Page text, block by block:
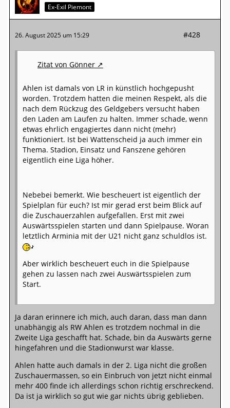
Ex-Exil Piemont
26. August 2025 um 15:29 #428
Zitat von Gönner
Ahlen ist damals von LR in künstlich hochgepusht
worden. Trotzdem hatten die meinen Respekt, als die
nach dem Rückzug des Geldgebers versucht haben
den Laden am Laufen zu halten. Immer schade, wenn
etwas ehrlich engagiertes dann nicht (mehr)
funktioniert. Ist bei Wattenscheid ja auch immer ein
Thema. Stadion, Einsatz und Fanszene gehören
eigentlich eine Liga höher.
Nebebei bemerkt. Wie bescheuert ist eigentlich der
Spielplan für euch? Ist mir gerad erst beim Blick auf
die Zuschauerzahlen aufgefallen. Erst mit zwei
Auswärtsspielen starten und dann Spielpause. Woran
letztlich Arminia mit der U21 nicht ganz schuldlos ist.
Aber wirklich bescheuert euch in die Spielpause
gehen zu lassen nach zwei Auswärtsspielen zum
Start.
Ja daran erinnere ich mich, auch daran, dass man dann
unabhängig als RW Ahlen es trotzdem nochmal in die
Zweite Liga geschafft hat. Schade, bin da Auswärts gerne
hingefahren und die Stadionwurst war klasse.
Ahlen hatte auch damals in der 2. Liga nicht die großen
Zuschauermassen, so ein Einbruch von jetzt nicht einmal
mehr 400 finde ich allerdings schon richtig erschreckend.
Da ist ja wirklich so gut wie gar nichts übrig geblieben.